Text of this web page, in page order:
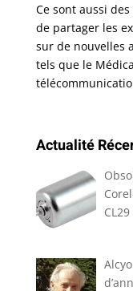
Ce sont aussi
de partager les
sur de nouvelles
tels que le
Actualité